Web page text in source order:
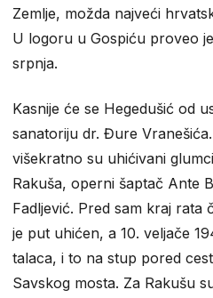
Zemlje, možda najveći
U logoru u Gospiću proveo
srpnja.
Kasnije će se Hegedušić od
sanatoriju dr. Đure
višekratno su uhićivani
Rakuša, operni šaptač Ante
Fadljević. Pred sam kraj rata
je put uhićen, a 10. veljače
talaca, i to na stup pored
Savskog mosta. Za Rakušu